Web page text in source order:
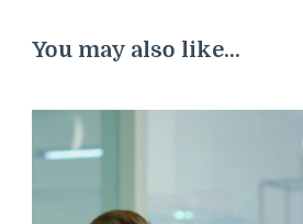
You may also like...